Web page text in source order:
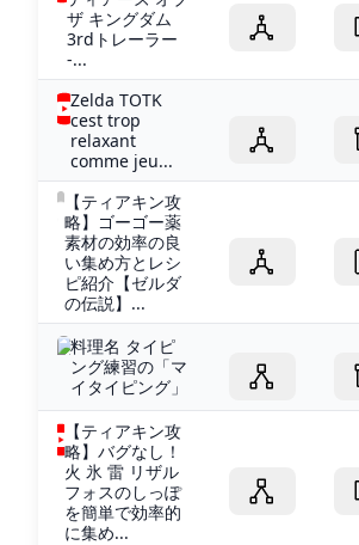
ザ キングダム
3rdトレーラー
-...
Zelda TOTK
cest trop
relaxant
comme jeu...
【ティアキン攻
略】ゴーゴー薬
素材の効率の良
い集め方とレシ
ピ紹介【ゼルダ
の伝説】...
料理名 タイピ
ング練習の「マ
イタイピング」
【ティアキン攻
略】バグなし！
火 氷 雷 リザル
フォスのしっぽ
を簡単で効率的
に集め...